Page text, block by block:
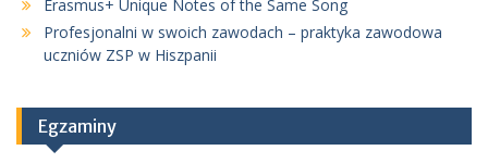
Erasmus+ Unique Notes of the Same Song
Profesjonalni w swoich zawodach – praktyka zawodowa
uczniów ZSP w Hiszpanii
Egzaminy